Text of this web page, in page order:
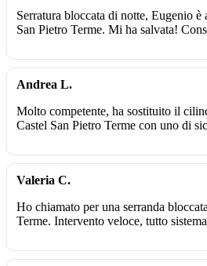
Serratura bloccata di notte, Eugenio è
San Pietro Terme. Mi ha salvata!
Andrea L.
Molto competente, ha sostituito il
Castel San Pietro Terme con uno di
Valeria C.
Ho chiamato per una serranda
Terme. Intervento veloce, tutto